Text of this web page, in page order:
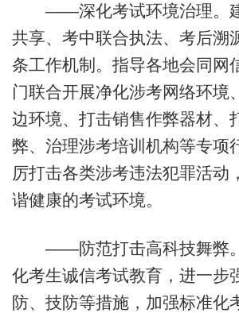
——深化考试环境治理。建
共享、考中联合执法、考后溯
条工作机制。指导各地会同网
门联合开展净化涉考网络环境
边环境、打击销售作弊器材、
弊、治理涉考培训机构等专项
厉打击各类涉考违法犯罪活动
谐健康的考试环境。
——防范打击高科技舞弊。
化考生诚信考试教育，进一步
防、技防等措施，加强标准化